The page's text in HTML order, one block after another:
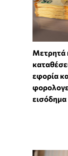
Μετρητά
εφορία
εισόδημα